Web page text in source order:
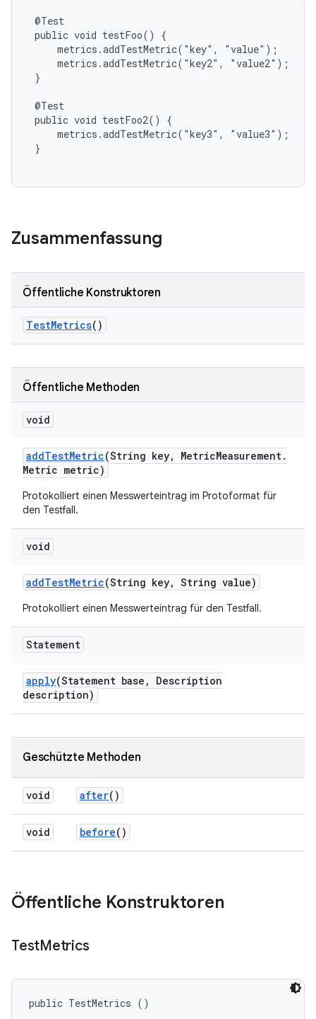
@Test
public void testFoo() {
     metrics.addTestMetric("key", "value");
     metrics.addTestMetric("key2", "value2");
}
@Test
public void testFoo2() {
     metrics.addTestMetric("key3", "value3");
}
Zusammenfassung
Öffentliche Konstruktoren
TestMetrics()
Öffentliche Methoden
void
addTestMetric(String key, MetricMeasurement.
Metric metric)
Protokolliert einen Messwerteintrag im Protoformat für
den Testfall.
void
addTestMetric(String key, String value)
Protokolliert einen Messwerteintrag für den Testfall.
Statement
apply(Statement base ,
Description
description)
Geschützte Methoden
void after()
void before()
Öffentliche Konstruktoren
TestMetrics
public TestMetrics ()